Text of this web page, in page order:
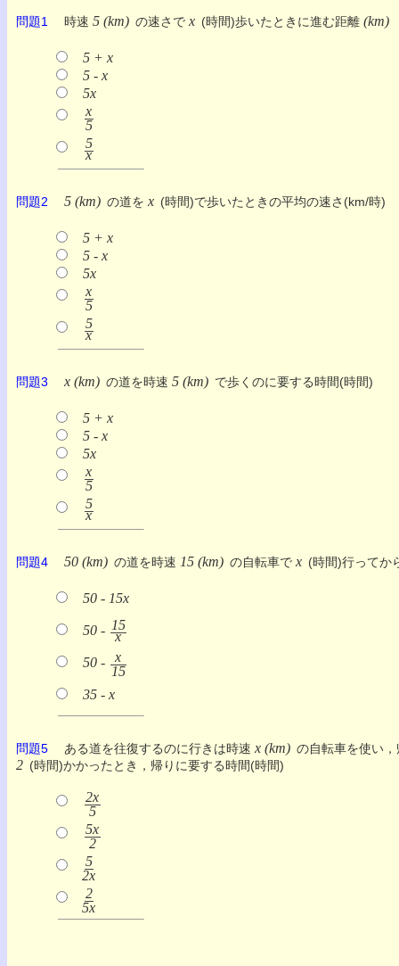
問題1 時速 5 (km) の速さで x (時間)歩いたときに進む距離 (km)
5 + x
5 - x
5x
x
5
5
x
問題2 5 (km) の道を x (時間)で歩いたときの平均の速さ(km/時)
5 + x
5 - x
5x
x
5
5
x
問題3 x (km) の道を時速 5 (km) で歩くのに要する時間(時間)
5 + x
5 - x
5x
x
5
5
x
問題4 50 (km) の道を時速 15 (km) の自転車で x (時間)行ってか
50 - 15x
50 - 15
x
50 -
x
15
35 - x
問題5 ある道を往復するのに行きは時速 x (km) の自転車を使い
2 (時間)かかったとき，帰りに要する時間(時間)
2x
5
5x
2
5
2x
2
5x